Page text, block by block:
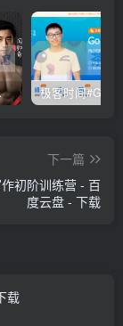
– 下载
下一篇
初阶训练营 - 百
度云盘 - 下载
载